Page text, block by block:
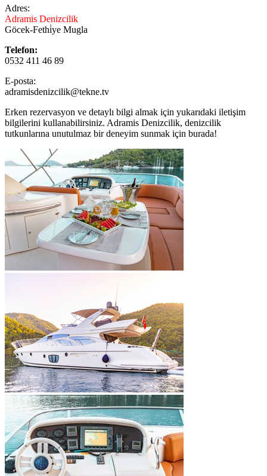
Adres:
Adramis Denizcilik
Göcek-Fethi̇ye Mugla
Telefon:
0532 411 46 89
E-posta:
adramisdenizcilik@tekne.tv
Erken rezervasyon ve detaylı bilgi almak için yukarıdaki iletişim
bilgilerini kullanabilirsiniz. Adramis Denizcilik, denizcilik
tutkunlarına unutulmaz bir deneyim sunmak için burada!